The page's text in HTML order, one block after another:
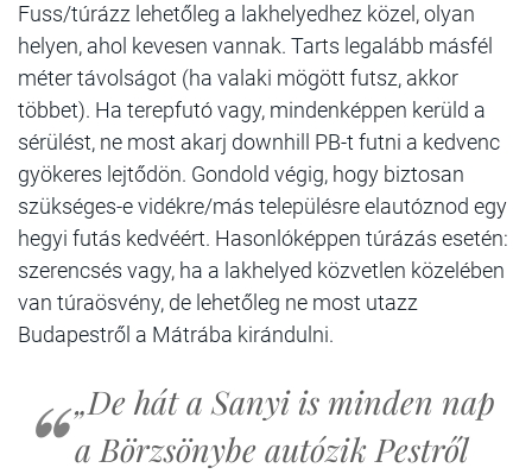
Fuss/túrázz lehetőleg a lakhelyedhez közel, olyan
helyen, ahol kevesen vannak. Tarts legalább másfél
méter távolságot (ha valaki mögött futsz, akkor
többet). Ha terepfutó vagy, mindenképpen kerüld a
sérülést, ne most akarj downhill PB-t futni a kedvenc
gyökeres lejtődön. Gondold végig, hogy biztosan
szükséges-e vidékre/más településre elautóznod egy
hegyi futás kedvéért. Hasonlóképpen túrázás esetén:
szerencsés vagy, ha a lakhelyed közvetlen közelében
van túraösvény, de lehetőleg ne most utazz
Budapestről a Mátrába kirándulni.
„De hát a Sanyi is minden nap
a Börzsönybe autózik Pestről